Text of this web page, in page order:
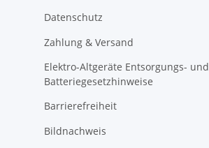
Datenschutz
Zahlung & Versand
Elektro-Altgeräte Entsorgungs- und
Batteriegesetzhinweise
Barrierefreiheit
Bildnachweis